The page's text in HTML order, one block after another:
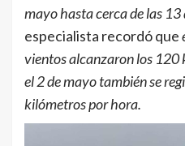
mayo hasta cerca de las 13
especialista recordó que
vientos alcanzaron los 120
el 2 de mayo también se
kilómetros por hora.